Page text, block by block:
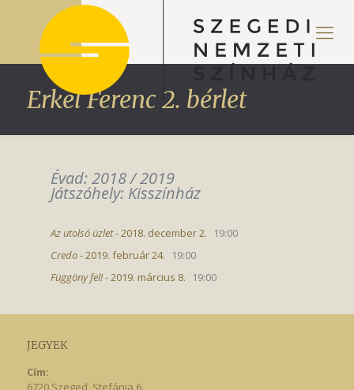
Erkel Ferenc 2. bérlet
Évad: 2018 / 2019
Játszóhely: Kisszínház
Az utolsó üzlet- 2018. december 2.
19:00
Credo- 2019. február 24.
19:00
Függöny fel!- 2019. március 8. 19:00
JEGYEK
Cím:
6720 Szeged, Stefánia 6.